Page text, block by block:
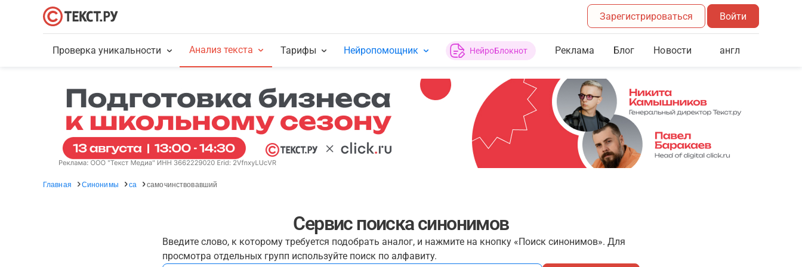
Зарегистрироваться Войти
Проверка уникальности Анализ текста Тарифы Нейропомощник НейроБлокнот Реклама Блог Новости англ
Главная Синонимы са самочинствовавший
Сервис поиска синонимов
Введите слово, к которому требуется подобрать аналог, и нажмите на кнопку «Поиск синонимов». Для
просмотра отдельных групп используйте поиск по алфавиту.